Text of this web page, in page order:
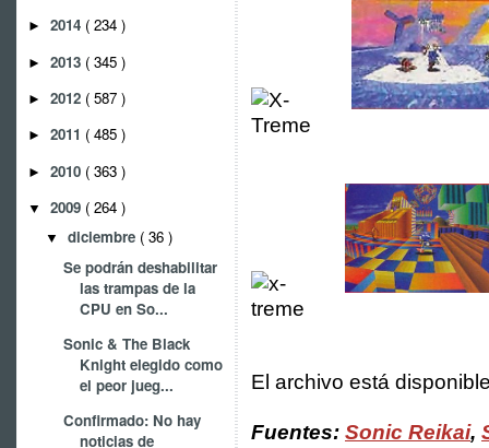
► 2014 ( 234 )
► 2013 ( 345 )
► 2012 ( 587 )
► 2011 ( 485 )
► 2010 ( 363 )
▼ 2009 ( 264 )
▼ diciembre ( 36 )
Se podrán deshabilitar
las trampas de la
CPU en So...
Sonic & The Black
Knight elegido como
el peor jueg...
Confirmado: No hay
noticias de
El archivo está
Fuentes: Sonic Reikai,